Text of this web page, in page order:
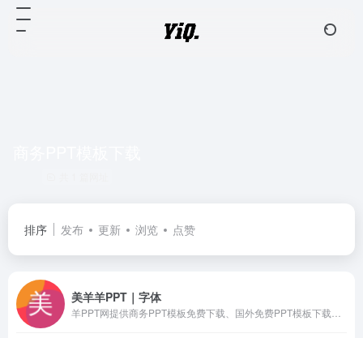
排序 发布 更新 浏览 点赞
美羊羊PPT｜字体